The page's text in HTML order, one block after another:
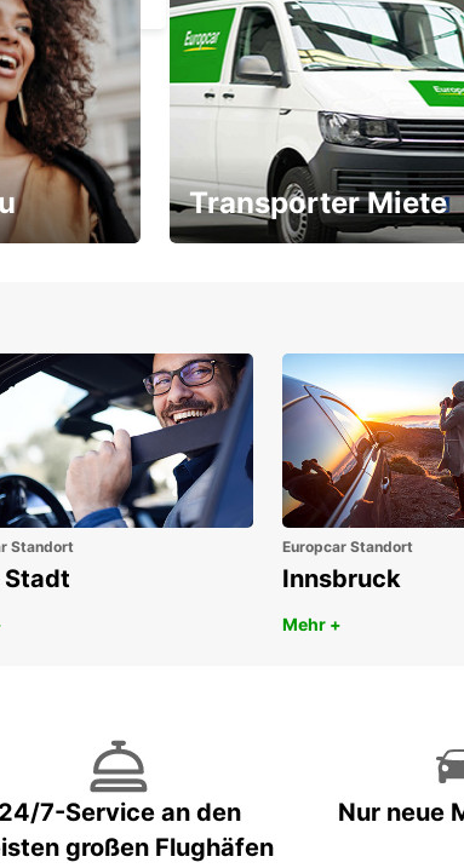
Transporter Miete
Standort
Stadt
Europcar Standort
Innsbruck
Mehr +
24/7-Service an den
großen Flughäfen
Nur neue